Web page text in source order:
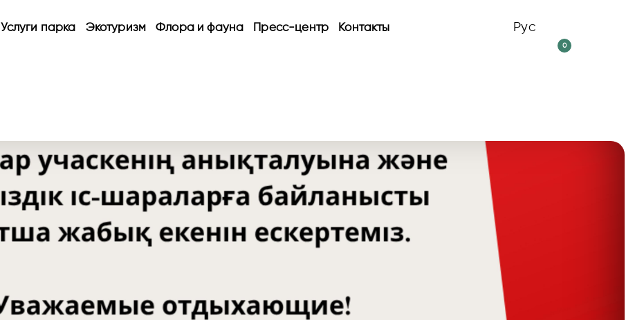
Услуги парка Экотуризм Флора и фауна Пресс-центр Контакты Рус
0